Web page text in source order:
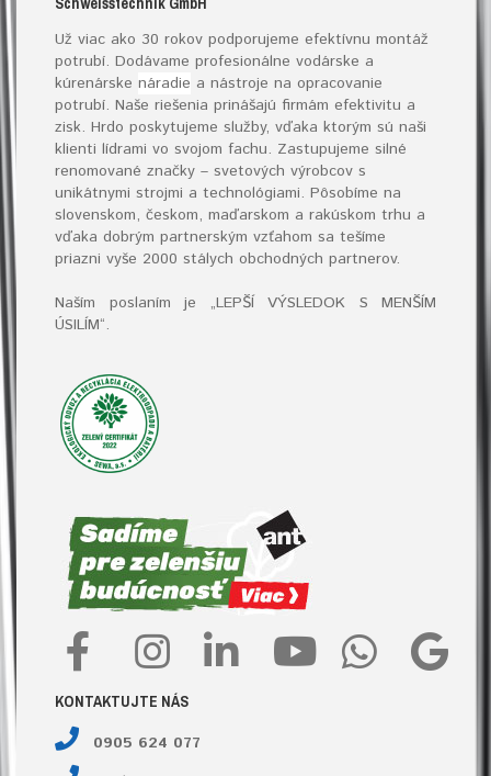
Už viac ako 30 rokov podporujeme efektívnu montáž
potrubí. Dodávame profesionálne vodárske a
kúrenárske náradie a nástroje na opracovanie
potrubí. Naše riešenia prinášajú firmám efektivitu a
zisk. Hrdo poskytujeme služby, vďaka ktorým sú naši
klienti lídrami vo svojom fachu. Zastupujeme silné
renomované značky – svetových výrobcov s
unikátnymi strojmi a technológiami. Pôsobíme na
slovenskom, českom, maďarskom a rakúskom trhu a
vďaka dobrým partnerským vzťahom sa tešíme
priazni vyše 2000 stálych obchodných partnerov.
Naším poslaním je „LEPŠÍ VÝSLEDOK S MENŠÍM
ÚSILÍM“.
KONTAKTUJTE NÁS
0905 624 077